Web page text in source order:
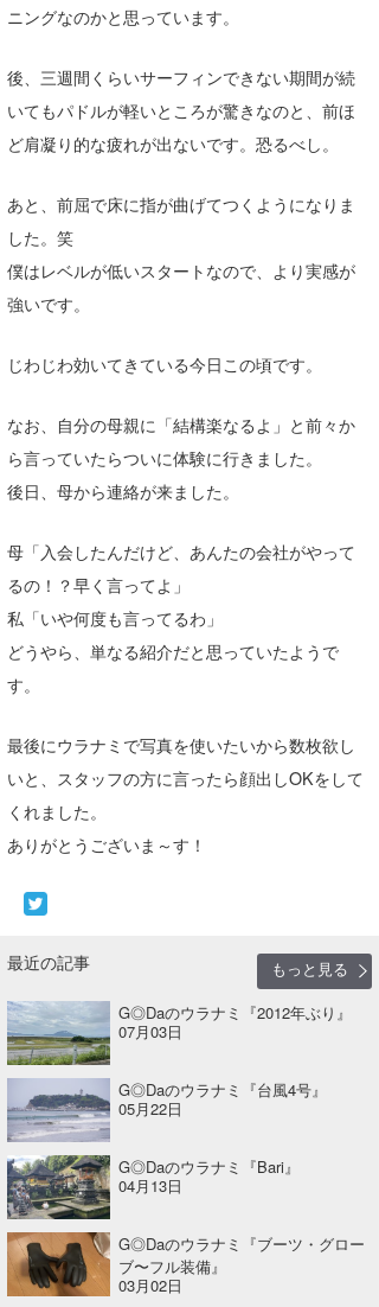
ニングなのかと思っています。
後、三週間くらいサーフィンできない期間が続
いてもパドルが軽いところが驚きなのと、前ほ
ど肩凝り的な疲れが出ないです。恐るべし。
あと、前屈で床に指が曲げてつくようになりま
した。笑
僕はレベルが低いスタートなので、より実感が
強いです。
じわじわ効いてきている今日この頃です。
なお、自分の母親に「結構楽なるよ」と前々か
ら言っていたらついに体験に行きました。
後日、母から連絡が来ました。
母「入会したんだけど、あんたの会社がやって
るの！？早く言ってよ」
私「いや何度も言ってるわ」
どうやら、単なる紹介だと思っていたようで
す。
最後にウラナミで写真を使いたいから数枚欲し
いと、スタッフの方に言ったら顔出しOKをして
くれました。
ありがとうございま～す！
最近の記事
もっと見る
G◎Daのウラナミ『2012年ぶり』
07月03日
G◎Daのウラナミ『台風4号』
05月22日
G◎Daのウラナミ『Bari』
04月13日
G◎Daのウラナミ『ブーツ・グロー
ブ〜フル装備』
03月02日